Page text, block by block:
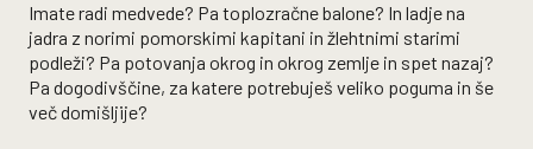
Imate radi medvede? Pa toplozračne balone? In ladje na
jadra z norimi pomorskimi kapitani in žlehtnimi starimi
podleži? Pa potovanja okrog in okrog zemlje in spet nazaj?
Pa dogodivščine, za katere potrebuješ veliko poguma in še
več domišljije?